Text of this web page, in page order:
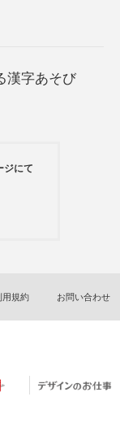
漢字あそび
ジにて
用規約 お問い合わせ